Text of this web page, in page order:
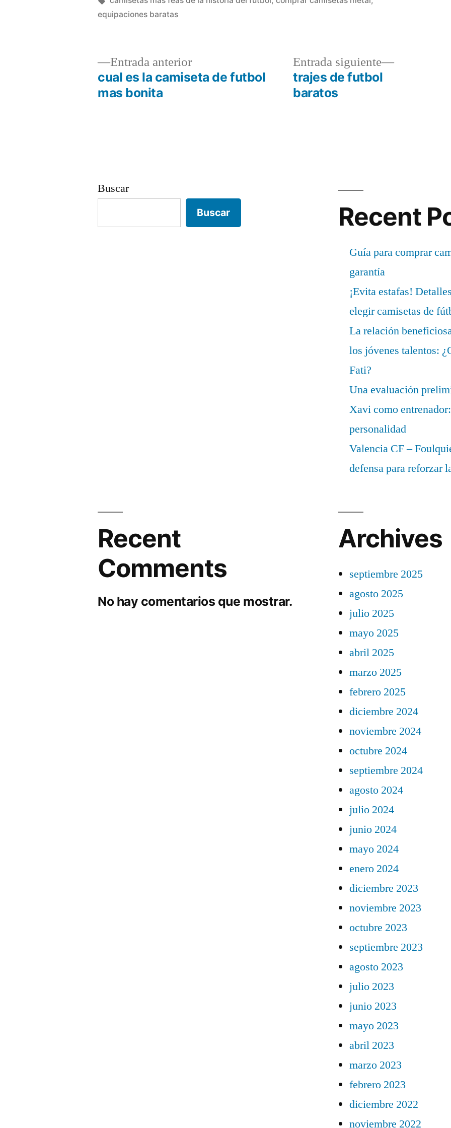
equipaciones baratas
Navegación
Entrada anteriorEntrada
anterior:
cual es la camiseta de futbol
mas bonita
Entrada siguiente
Entrada
trajes de futbol
baratos
Buscar
Buscar Recent
Guía para comprar
garantía
¡Evita estafas!
elegir camisetas de
La relación
los jóvenes talentos:
Fati?
Una evaluación
Xavi como
personalidad
Valencia CF –
defensa para reforzar
Recent
Comments
No hay comentarios que mostrar.
Archives
septiembre 2025
agosto 2025
julio 2025
mayo 2025
abril 2025
marzo 2025
febrero 2025
diciembre 2024
noviembre 2024
octubre 2024
septiembre 2024
agosto 2024
julio 2024
junio 2024
mayo 2024
enero 2024
diciembre 2023
noviembre 2023
octubre 2023
septiembre 2023
agosto 2023
julio 2023
junio 2023
mayo 2023
abril 2023
marzo 2023
febrero 2023
diciembre 2022
noviembre 2022